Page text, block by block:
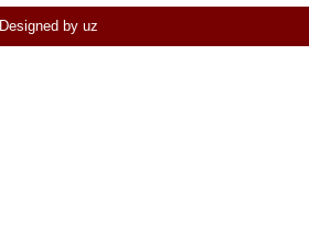
Designed by uz